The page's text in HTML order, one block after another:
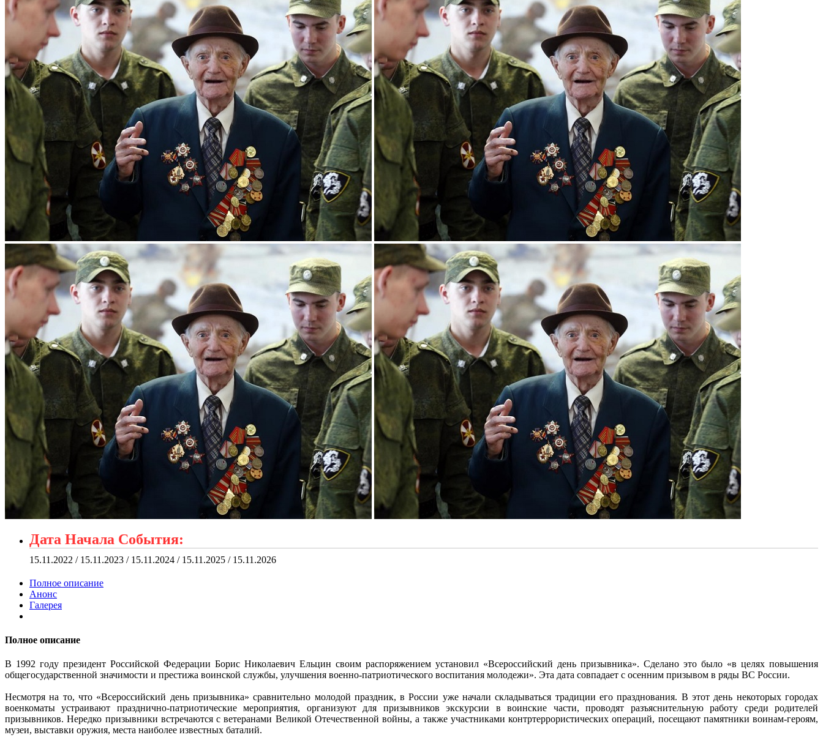
Дата Начала События:
15.11.2022 / 15.11.2023 / 15.11.2024 / 15.11.2025 / 15.11.2026
Полное описание
Анонс
Галерея
Полное описание
В 1992 году президент Российской Федерации Борис Николаевич Ельцин своим распоряжением установил «Всероссийский день призывника». Сделано это было «в целях повышения
общегосударственной значимости и престижа воинской службы, улучшения военно‑патриотического воспитания молодежи». Эта дата совпадает с осенним призывом в ряды ВС России.
Несмотря на то, что «Всероссийский день призывника» сравнительно молодой праздник, в России уже начали складываться традиции его празднования. В этот день некоторых городах
военкоматы устраивают празднично-патриотические мероприятия, организуют для призывников экскурсии в воинские части, проводят разъяснительную работу среди родителей
призывников. Нередко призывники встречаются с ветеранами Великой Отечественной войны, а также участниками контртеррористических операций, посещают памятники воинам-героям,
музеи, выставки оружия, места наиболее известных баталий.